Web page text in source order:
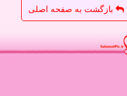
بازگشت به صفحه اصلی